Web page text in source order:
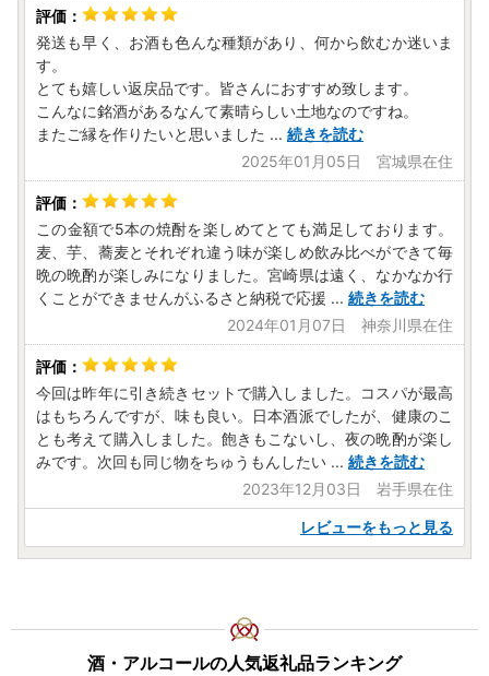
・オンラインワンストップ特例申請
・ワンストップ控除先住所の変更 など
※寄付した翌日に寄付情報が反映されます。
自治体マイページ※外部サイトへ移管します
各お礼品詳細ページの配送情報は目安となっております。人
気のお品やお申し込みが集中する年末年始につきましてはお
時間をいただくことがあります。
不在日やお届け先住所変更のご連絡が無かった際など、受取
人様のご都合で運送会社保管期限を過ぎ、お受取りいただけ
なかった場合、再発送はいたしかねます。予めご了承くださ
長期不在やお届け先変更については下記お問い合わせ先まで
早めのご連絡をお願いいたします。
返礼品の発送予定について、事前に電話・メール等による連
絡はいたしかねますので、予めご了承ください。
※発送時には、ご登録のメールアドレスへ通知を行っており
ます。(配信専用アドレス「miyazaki-saito-city@do-furusat
離島など一部地域について、配送事業者による配送ができな
い場合、他の配送可能な返礼品への変更、又は配送可能な地
域への変更をお願いすることがございます。
●【返礼品に問題があった場合について】
返礼品お受取り後、すぐに開封し状態をご確認ください。
発送も早く、お酒も色んな種類があり、何から飲むか迷いま
す。
とても嬉しい返戻品です。皆さんにおすすめ致します。
こんなに銘酒があるなんて素晴らしい土地なのですね。
またご縁を作りたいと思いました ... 続きを読む
2025年01月05日 宮城県在住
この金額で5本の焼酎を楽しめてとても満足しております。
麦、芋、蕎麦とそれぞれ違う味が楽しめ飲み比べができて毎
晩の晩酌が楽しみになりました。宮崎県は遠く、なかなか行
くことができませんがふるさと納税で応援 ... 続きを読む
2024年01月07日 神奈川県在住
今回は昨年に引き続きセットで購入しました。コスパが最高
はもちろんですが、味も良い。日本酒派でしたが、健康のこ
とも考えて購入しました。飽きもこないし、夜の晩酌が楽し
みです。次回も同じ物をちゅうもんしたい ... 続きを読む
2023年12月03日 岩手県在住
レビューをもっと見る
酒・アルコールの人気返礼品ランキング